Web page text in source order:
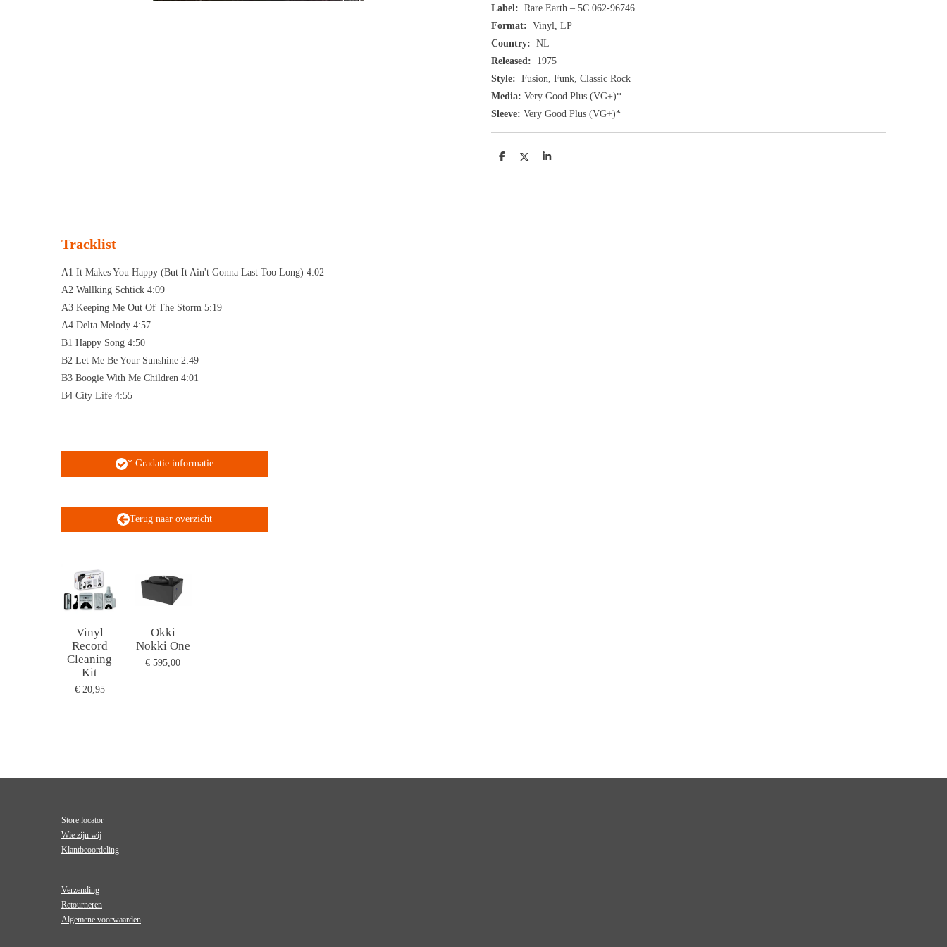
Label: Rare Earth ‎– 5C 062-96746
Format: Vinyl, LP
Country: NL
Released: 1975
Style: Fusion, Funk, Classic Rock
Media: Very Good Plus (VG+)*
Sleeve: Very Good Plus (VG+)*
D
D
S
Tracklist
A1 It Makes You Happy (But It Ain't Gonna Last Too Long) 4:02
A2 Wallking Schtick 4:09
A3 Keeping Me Out Of The Storm 5:19
A4 Delta Melody 4:57
B1 Happy Song 4:50
B2 Let Me Be Your Sunshine 2:49
B3 Boogie With Me Children 4:01
B4 City Life 4:55
* Gradatie informatie
Terug naar overzicht
Vinyl
Record
Cleaning
Kit
€ 20,95
Okki
Nokki One
€ 595,00
Store locator
Wie zijn wij
Klantbeoordeling
Verzending
Retourneren
Algemene voorwaarden